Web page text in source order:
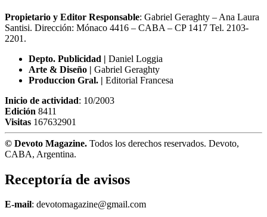
Propietario y Editor Responsable: Gabriel Geraghty – Ana Laura
Santisi. Dirección: Mónaco 4416 – CABA – CP 1417 Tel. 2103-
2201.
Depto. Publicidad | Daniel Loggia
Arte & Diseño | Gabriel Geraghty
Produccion Gral. | Editorial Francesa
Inicio de actividad: 10/2003
Edición 8411
Visitas 167632901
© Devoto Magazine. Todos los derechos reservados. Devoto,
CABA, Argentina.
Receptoría de avisos
E-mail: devotomagazine@gmail.com